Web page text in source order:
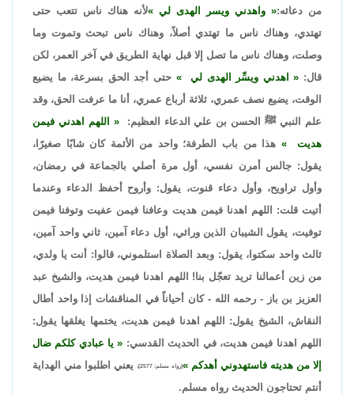
من دعائه:
واهدني ويسر الهدى لي
لأنه هناك ناس تتعب حتى
تهتدي، وهناك ناس ما تهتدي أصلاً، وهناك ناس تبحث وتموت وما
وصلت، وهناك ناس ما تصل إلا قبل نهاية الطريق في آخر العمر، لكن
قال:
اهدني ويسِّر الهدى لي
حتى أجد الحق بسرعة، ما يضيع
الوقت، يضيع نصف عمري، ثلاثة أرباع عمري، أنا ما عرفت الحق، وقد
علم النبي ﷺ الحسن بن علي الدعاء العظيم:
اللهم اهدني فيمن
هديت
هذا من باب الطرفة؛ واحد من الأئمة كان شابًا صغيرًا،
يقول: جالس أمرن نفسي، أول مرة أصلي بالجماعة في رمضان،
وأول تراويح، وأول دعاء قنوت، يقول: وأروح أحفظ الدعاء وعندما
أتيت قلت: اللهم اهدنا فيمن هديت وعافنا فيمن عفيت وتوفنا فيمن
توفيت، يقول الشيبان الذين ورائي، أول دعاء آمين، ثاني واحد آمين،
ثالث واحد سكتوا، يقول: وبعد الصلاة استلموني، قالوا: أنت يا ولدي،
من زين أعمالنا تريد تعجّل بنا! اللهم اهدنا فيمن هديت، والشيخ عبد
العزيز بن باز - رحمه الله - كان أحياناً في المناقشات إذا واحد أطال
النقاش، الشيخ يقول: اللهم اهدنا فيمن هديت، يختمها يغلقها يقول:
اللهم اهدنا فيمن هديت، في الحديث القدسي:
يا عبادي كلكم ضال
إلا من هديته فاستهدوني أهدكم
[رواه مسلم: 2577]،
يعني اطلبوا مني الهداية
أنتم تحتاجون الحديث رواه مسلم.